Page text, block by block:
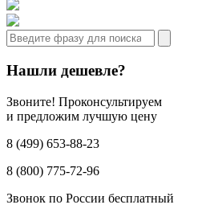
Нашли дешевле?
Звоните! Проконсультируем
и предложим лучшую цену
8 (499) 653-88-23
8 (800) 775-72-96
Звонок по России бесплатный